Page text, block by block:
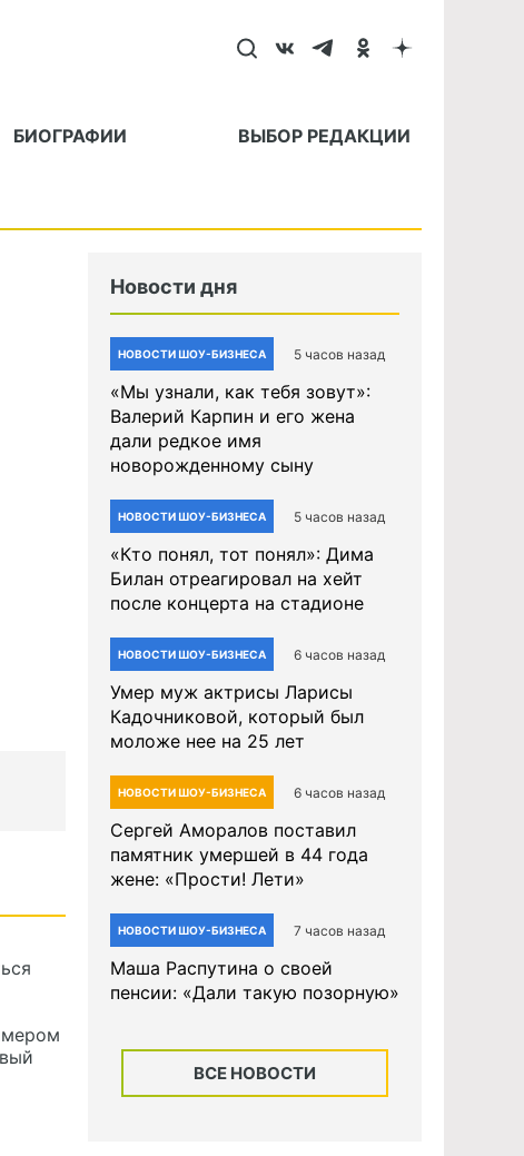
БИОГРАФИИ ВЫБОР РЕДАКЦИИ
Новости дня
НОВОСТИ ШОУ-БИЗНЕСА 5 часов назад
«Мы узнали, как тебя зовут»:
Валерий Карпин и его жена
дали редкое имя
новорожденному сыну
НОВОСТИ ШОУ-БИЗНЕСА 5 часов назад
«Кто понял, тот понял»: Дима
Билан отреагировал на хейт
после концерта на стадионе
НОВОСТИ ШОУ-БИЗНЕСА 6 часов назад
Умер муж актрисы Ларисы
Кадочниковой, который был
моложе нее на 25 лет
НОВОСТИ ШОУ-БИЗНЕСА 6 часов назад
Сергей Аморалов поставил
памятник умершей в 44 года
жене: «Прости! Лети»
НОВОСТИ ШОУ-БИЗНЕСА 7 часов назад
Маша Распутина о своей
пенсии: «Дали такую позорную»
ВСЕ НОВОСТИ